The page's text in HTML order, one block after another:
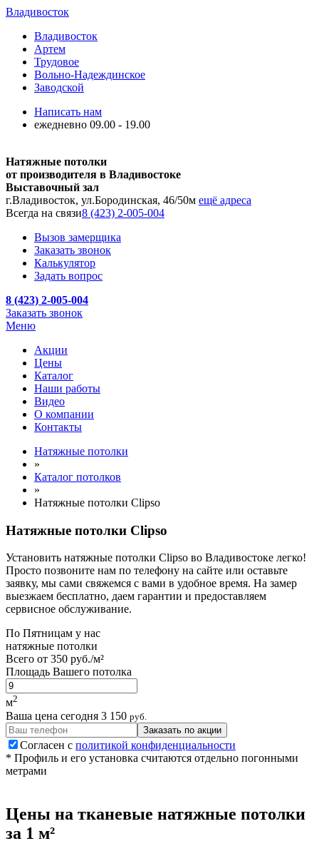
Владивосток
Владивосток
Артем
Трудовое
Вольно-Надеждинское
Заводской
Написать нам
ежедневно 09.00 - 19.00
Натяжные потолки
от производителя в Владивостоке
Выставочный зал
г.Владивосток, ул.Бородинская, 46/50м ещё адреса
Всегда на связи8 (423) 2-005-004
Вызов замерщика
Заказать звонок
Калькулятор
Задать вопрос
8 (423) 2-005-004
Заказать звонок
Меню
Акции
Цены
Каталог
Наши работы
Видео
О компании
Контакты
Натяжные потолки
»
Каталог потолков
»
Натяжные потолки Clipso
Натяжные потолки Clipso
Установить натяжные потолки Clipso во Владивостоке легко!
Просто позвоните нам по телефону на сайте или оставьте
заявку, мы сами свяжемся с вами в удобное время. На замер
выезжаем бесплатно, даем гарантии и предоставляем
сервисное обслуживание.
По Пятницам у нас
натяжные потолки
Всего от 350 руб./м²
Площадь Вашего потолка
м2
Ваша цена сегодня 3 150 руб.
Заказать по акции
Согласен с политикой конфиденциальности
* Профиль и его установка считаются отдельно погонными
метрами
Цены на тканевые натяжные потолки
за 1 м²